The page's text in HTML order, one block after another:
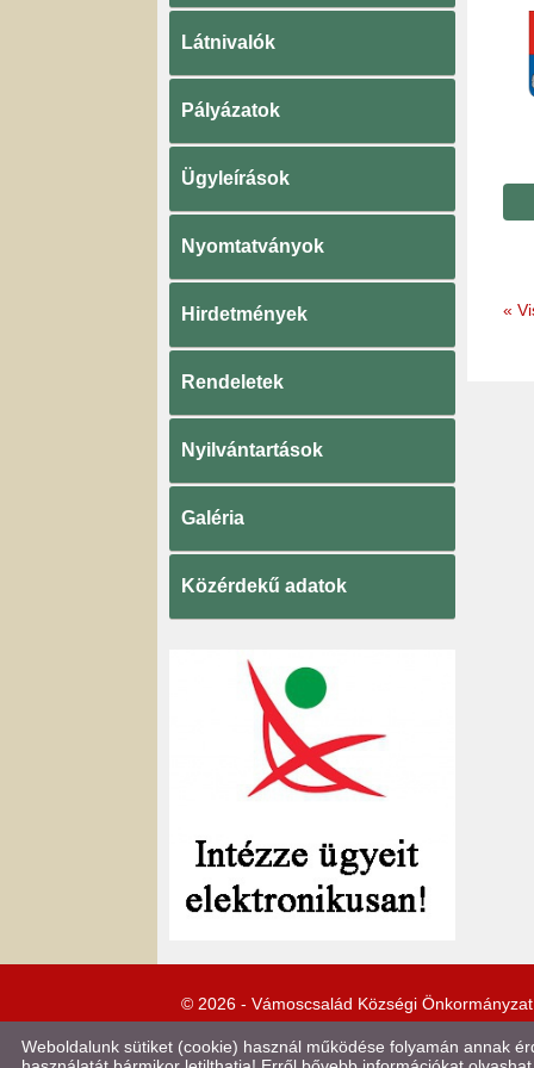
Látnivalók
Pályázatok
Ügyleírások
Nyomtatványok
Hirdetmények
Rendeletek
Nyilvántartások
Galéria
Közérdekű adatok
«
© 2026 - Vámoscsalád Községi Önkormányzat
Weboldalunk sütiket (cookie) használ működése folyamán annak